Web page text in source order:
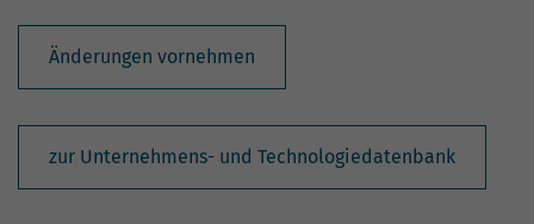
Änderungen vornehmen
zur Unternehmens- und Technologiedatenbank